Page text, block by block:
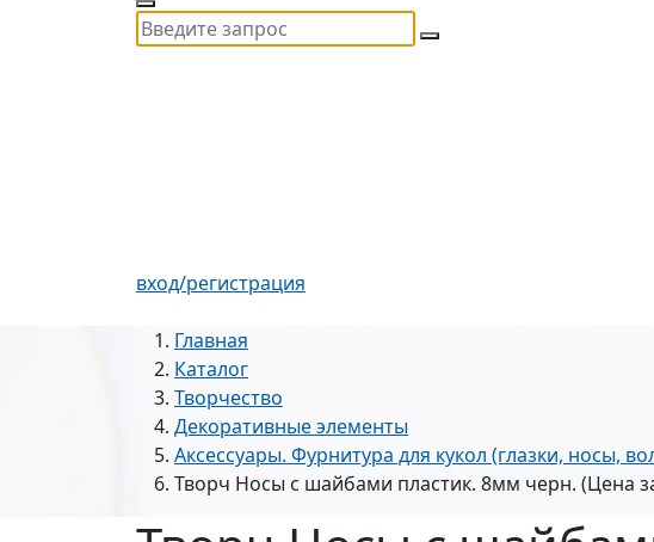
вход/регистрация
Главная
Каталог
Творчество
Декоративные элементы
Аксессуары. Фурнитура для кукол (глазки, носы,
Творч Носы с шайбами пластик. 8мм черн. (Цена